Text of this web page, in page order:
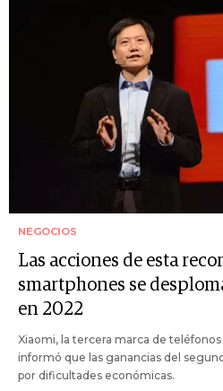
NEGOCIOS
Las acciones de esta
smartphones se
en 2022
Xiaomi, la tercera marca de
informó que las ganancias del
por dificultades económicas.